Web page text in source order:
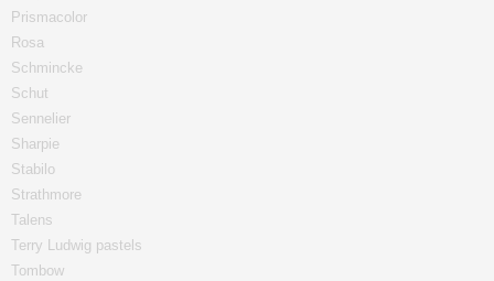
Prismacolor
Rosa
Schmincke
Schut
Sennelier
Sharpie
Stabilo
Strathmore
Talens
Terry Ludwig pastels
Tombow